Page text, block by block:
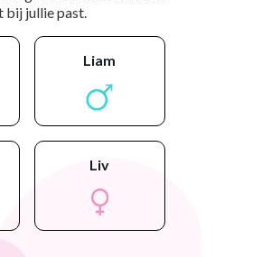
bij jullie past.
liam
liv